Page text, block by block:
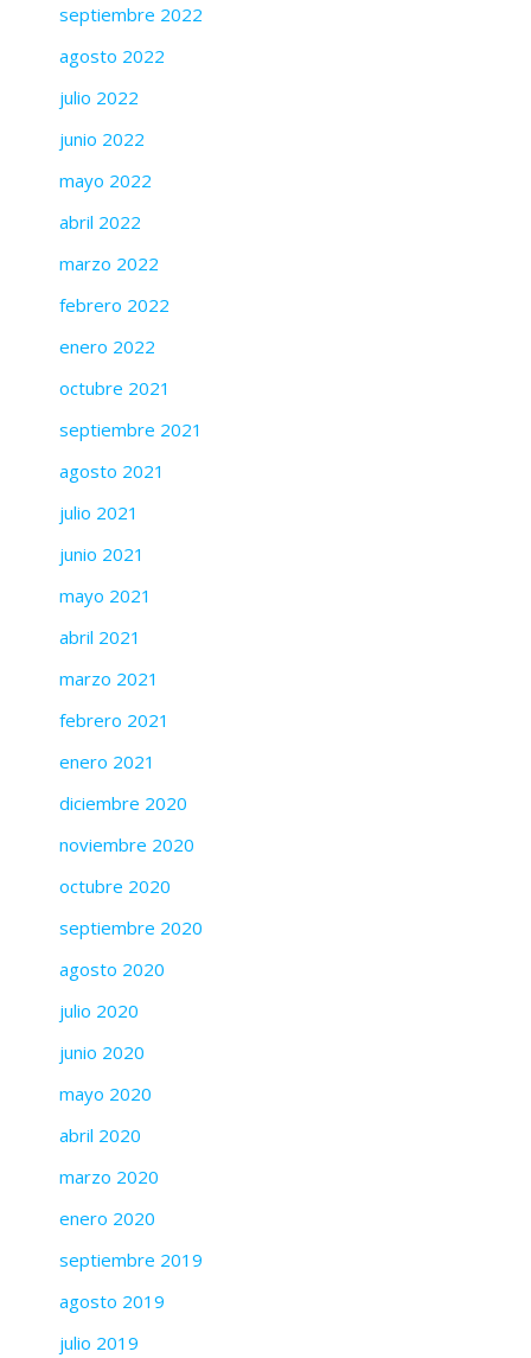
septiembre 2022
agosto 2022
julio 2022
junio 2022
mayo 2022
abril 2022
marzo 2022
febrero 2022
enero 2022
octubre 2021
septiembre 2021
agosto 2021
julio 2021
junio 2021
mayo 2021
abril 2021
marzo 2021
febrero 2021
enero 2021
diciembre 2020
noviembre 2020
octubre 2020
septiembre 2020
agosto 2020
julio 2020
junio 2020
mayo 2020
abril 2020
marzo 2020
enero 2020
septiembre 2019
agosto 2019
julio 2019